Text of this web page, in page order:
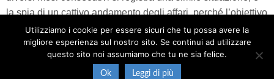
la spia di un cattivo andamento degli affari, perché l’obiettivo
di qualsiasi attività è quello di fatturare di più di quanto non
si spenda per sostenere i costi.
Codice Tributo 6003 – Guida Codice Tributo 6005 – Guida
Utilizziamo i cookie per essere sicuri che tu possa avere la
migliore esperienza sul nostro sito. Se continui ad utilizzare
questo sito noi assumiamo che tu ne sia felice.
Ok Leggi di più